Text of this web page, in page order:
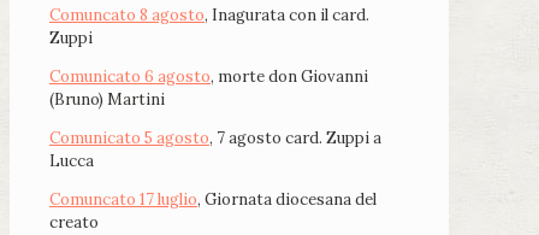
Comuncato 8 agosto, Inagurata con il card.
Zuppi
Comunicato 6 agosto, morte don Giovanni
(Bruno) Martini
Comunicato 5 agosto, 7 agosto card. Zuppi a
Lucca
Comuncato 17 luglio, Giornata diocesana del
creato